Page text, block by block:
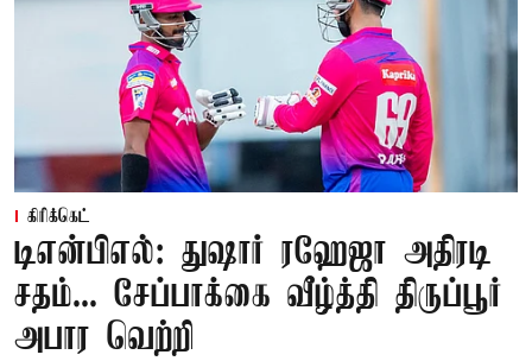
கிரிக்கெட்
டிஎன்பிஎல்: துஷார் ரஹேஜா அதிரடி
சதம்... சேப்பாக்கை வீழ்த்தி திருப்பூர்
அபார வெற்றி